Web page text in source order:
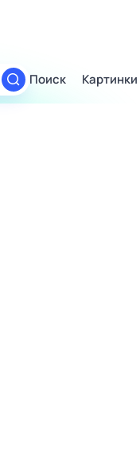
Поиск Картинки